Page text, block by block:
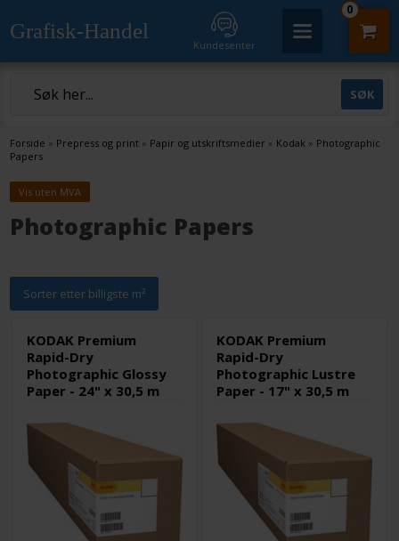
Grafisk-Handel
Kundesenter
0
Forside » Prepress og print » Papir og utskriftsmedier » Kodak » Photographic
Papers
Vis uten MVA
Photographic Papers
Sorter etter billigste m²
KODAK Premium
Rapid-Dry
Photographic Glossy
Paper - 24" x 30,5 m
KODAK Premium
Rapid-Dry
Photographic Lustre
Paper - 17" x 30,5 m